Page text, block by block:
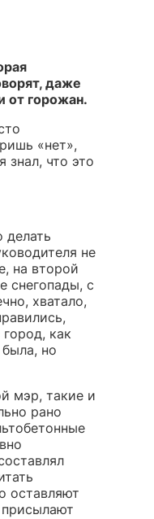
даже
от горожан.
«нет»,
знал, что это
делать
не
на второй
снегопады, с
хватало,
как
но
мэр, такие и
рано
оставляют